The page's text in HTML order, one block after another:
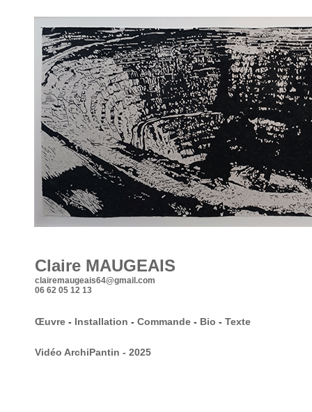
Claire MAUGEAIS
clairemaugeais64@gmail.com
06 62 05 12 13
Œuvre - Installation - Commande - Bio - Texte
Vidéo ArchiPantin - 2025